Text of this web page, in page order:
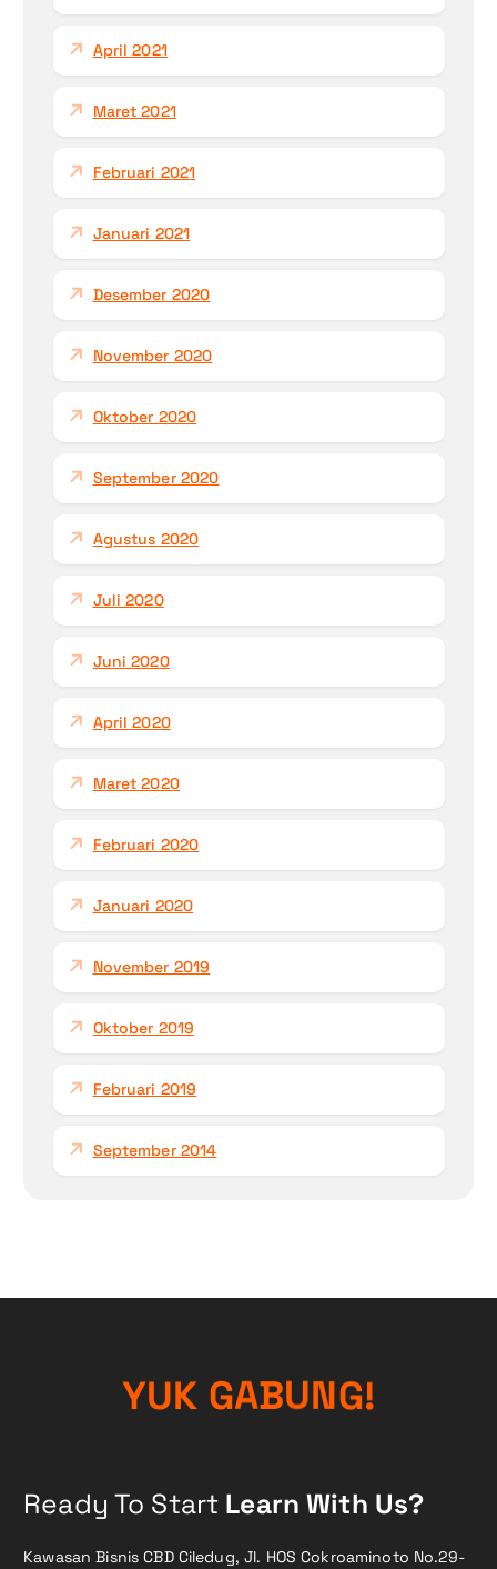
April 2021
Maret 2021
Februari 2021
Januari 2021
Desember 2020
November 2020
Oktober 2020
September 2020
Agustus 2020
Juli 2020
Juni 2020
April 2020
Maret 2020
Februari 2020
Januari 2020
November 2019
Oktober 2019
Februari 2019
September 2014
YUK GABUNG!
Ready To Start Learn With Us?
Kawasan Bisnis CBD Ciledug, Jl. HOS Cokroaminoto No.29-